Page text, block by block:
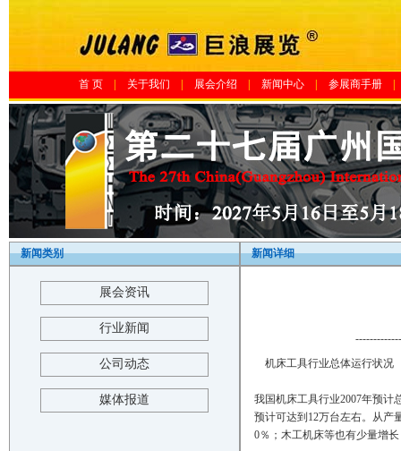
首 页 关于我们 展会介绍 新闻中心 参展商手册|
新闻类别
展会资讯
行业新闻
公司动态
媒体报道
新闻详细
机床工具行业总体运行状况
我国机床工具行业2007年预计
预计可达到12万台左右。从产
0％；木工机床等也有少量增